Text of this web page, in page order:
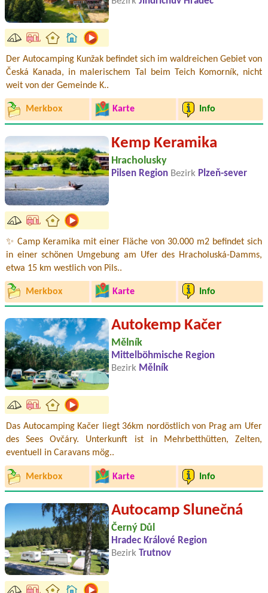
Der Autocamping Kunžak befindet sich im waldreichen Gebiet von
Česká Kanada, in malerischem Tal beim Teich Komorník, nicht
weit von der Gemeinde K..
Merkbox Karte Info
Kemp Keramika
Hracholusky
Pilsen Region Bezirk Plzeň-sever
✨ Camp Keramika mit einer Fläche von 30.000 m2 befindet sich
in einer schönen Umgebung am Ufer des Hracholuská-Damms,
etwa 15 km westlich von Pils..
Merkbox Karte Info
Autokemp Kačer
Mělník
Mittelböhmische Region
Bezirk Mělník
Das Autocamping Kačer liegt 36km nordöstlich von Prag am Ufer
des Sees Ovčáry. Unterkunft ist in Mehrbetthütten, Zelten,
eventuell in Caravans mög..
Merkbox Karte Info
Autocamp Slunečná
Černý Důl
Hradec Králové Region
Bezirk
Trutnov